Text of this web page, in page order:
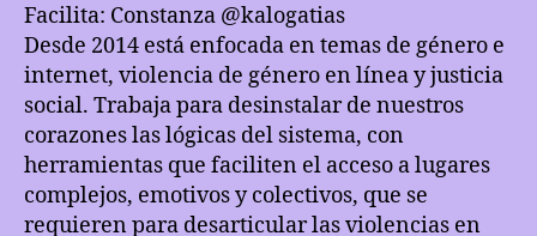
Facilita: Constanza @kalogatias
Desde 2014 está enfocada en temas de género e
internet, violencia de género en línea y justicia
social. Trabaja para desinstalar de nuestros
corazones las lógicas del sistema, con
herramientas que faciliten el acceso a lugares
complejos, emotivos y colectivos, que se
requieren para desarticular las violencias en